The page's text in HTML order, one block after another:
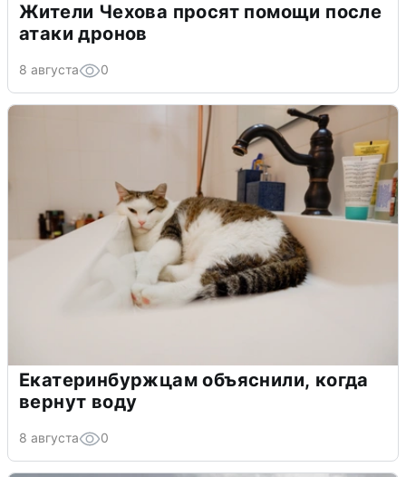
Жители Чехова просят помощи после
атаки дронов
8 августа 0
Екатеринбуржцам объяснили, когда
вернут воду
8 августа 0